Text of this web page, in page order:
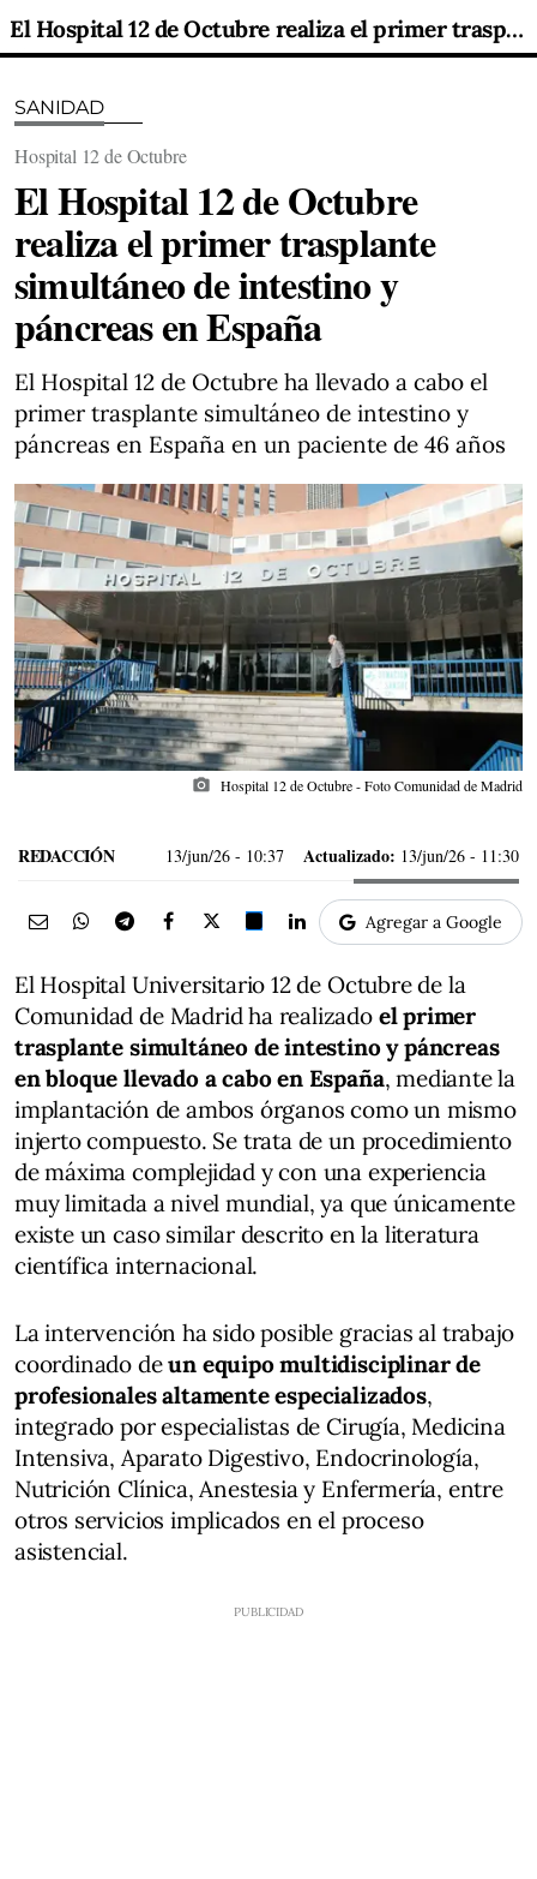
El Hospital 12 de Octubre realiza el primer trasplante simultáneo de intestino y páncreas en España
SANIDAD
Hospital 12 de Octubre
El Hospital 12 de Octubre
realiza el primer trasplante
simultáneo de intestino y
páncreas en España
El Hospital 12 de Octubre ha llevado a cabo el
primer trasplante simultáneo de intestino y
páncreas en España en un paciente de 46 años
photo_camera Hospital 12 de Octubre - Foto Comunidad de Madrid
REDACCIÓN 13/jun/26 - 10:37 Actualizado: 13/jun/26 - 11:30
Agregar a Google
El Hospital Universitario 12 de Octubre de la
Comunidad de Madrid ha realizado el primer
trasplante simultáneo de intestino y páncreas
en bloque llevado a cabo en España, mediante la
implantación de ambos órganos como un mismo
injerto compuesto. Se trata de un procedimiento
de máxima complejidad y con una experiencia
muy limitada a nivel mundial, ya que únicamente
existe un caso similar descrito en la literatura
científica internacional.
La intervención ha sido posible gracias al trabajo
coordinado deun equipo multidisciplinar de
profesionales altamente especializados,
integrado por especialistas de Cirugía, Medicina
Intensiva, Aparato Digestivo, Endocrinología,
Nutrición Clínica, Anestesia y Enfermería, entre
otros servicios implicados en el proceso
asistencial.